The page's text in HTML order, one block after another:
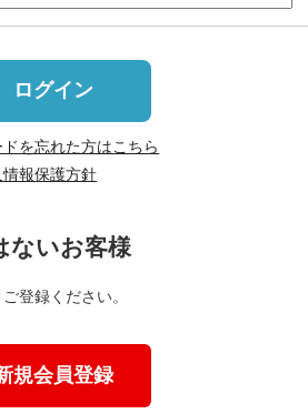
ログイン
を忘れた方はこちら
情報保護方針
ないお客様
登録ください。
規会員登録